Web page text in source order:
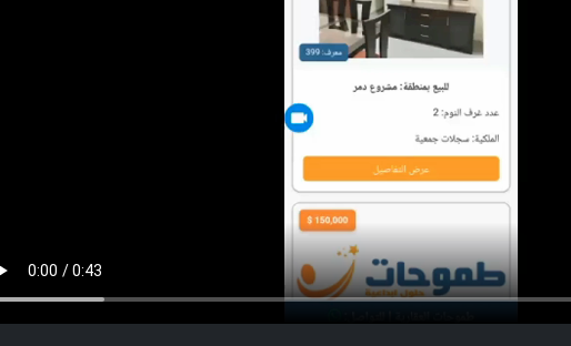
« عروض اخرى للتواصل مشاركة العرض